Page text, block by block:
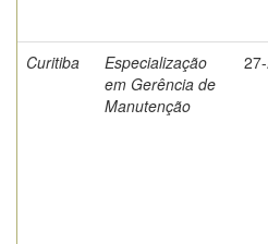
Curitiba
Especialização
em Gerência de
Manutenção